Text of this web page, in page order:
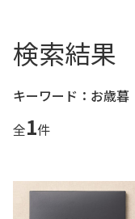
検索結果
キーワード： お歳暮
全1件